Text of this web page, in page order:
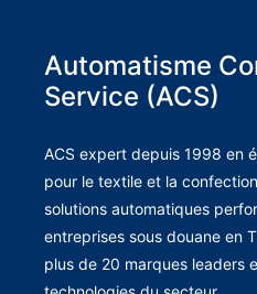
Automatisme
Service (ACS)
ACS expert depuis 1998 en
pour le textile et la
solutions automatiques
entreprises sous douane en
plus de 20 marques leaders